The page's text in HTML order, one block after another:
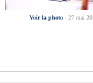
Voir la photo - 27 mai